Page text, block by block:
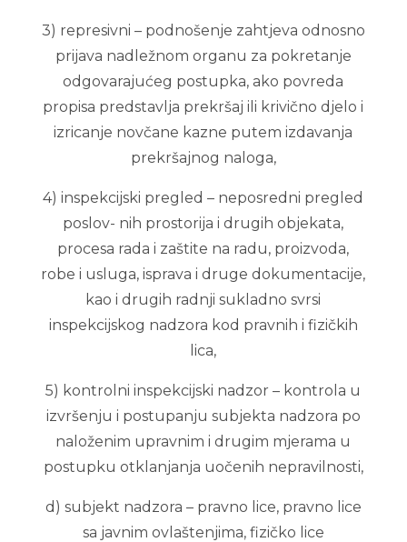
3) represivni – podnošenje zahtjeva odnosno
prijava nadležnom organu za pokretanje
odgovarajućeg postupka, ako povreda
propisa predstavlja prekršaj ili krivično djelo i
izricanje novčane kazne putem izdavanja
prekršajnog naloga,
4) inspekcijski pregled – neposredni pregled
poslov- nih prostorija i drugih objekata,
procesa rada i zaštite na radu, proizvoda,
robe i usluga, isprava i druge dokumentacije,
kao i drugih radnji sukladno svrsi
inspekcijskog nadzora kod pravnih i fizičkih
lica,
5) kontrolni inspekcijski nadzor – kontrola u
izvršenju i postupanju subjekta nadzora po
naloženim upravnim i drugim mjerama u
postupku otklanjanja uočenih nepravilnosti,
d) subjekt nadzora – pravno lice, pravno lice
sa javnim ovlaštenjima, fizičko lice